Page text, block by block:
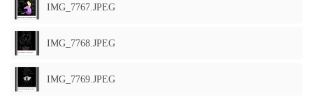
IMG_7767.JPEG
IMG_7768.JPEG
IMG_7769.JPEG